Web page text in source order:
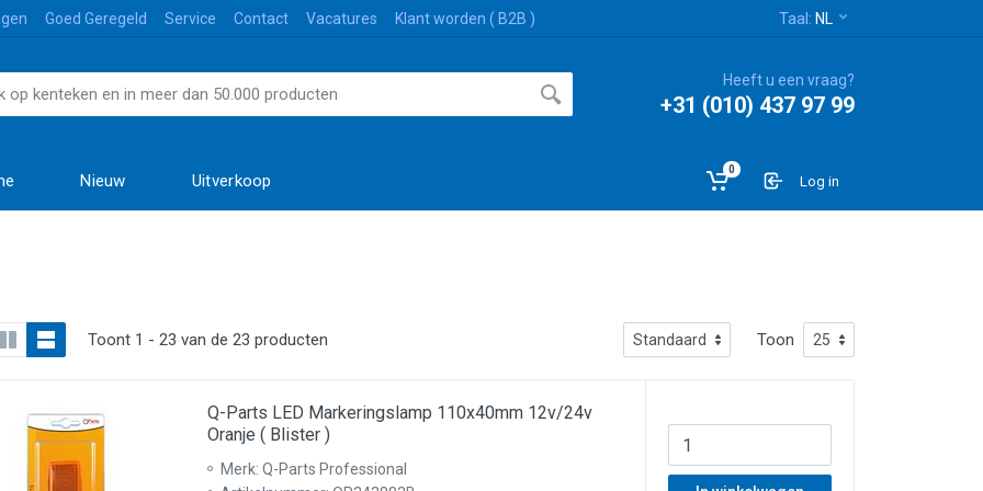
Goed Geregeld Service Contact Vacatures Klant worden ( B2B ) Taal: NL
Heeft u een vraag?
+31 (010) 437 97 99
Nieuw Uitverkoop
0
Log in
Toont 1 - 23 van de 23 producten Toon
Q-Parts LED Markeringslamp 110x40mm 12v/24v
Oranje ( Blister )
Merk: Q-Parts Professional